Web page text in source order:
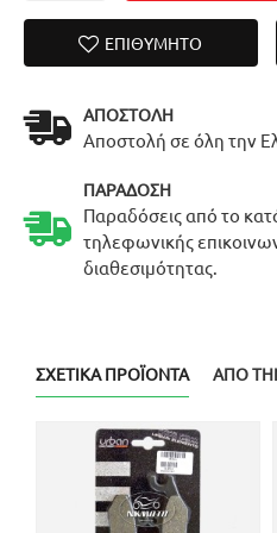
ΕΠΙΘΥΜΗΤΌ
ΑΠΟΣΤΟΛΉ
Αποστολή σε όλη την
ΠΑΡΆΔΟΣΗ
Παραδόσεις από το
τηλεφωνικής
διαθεσιμότητας.
ΣΧΕΤΙΚΆ ΠΡΟΪΌΝΤΑ ΑΠΌ